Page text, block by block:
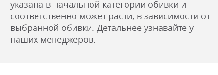
указана в начальной категории обивки и
соответственно может расти, в зависимости от
выбранной обивки. Детальнее узнавайте у
наших менеджеров.